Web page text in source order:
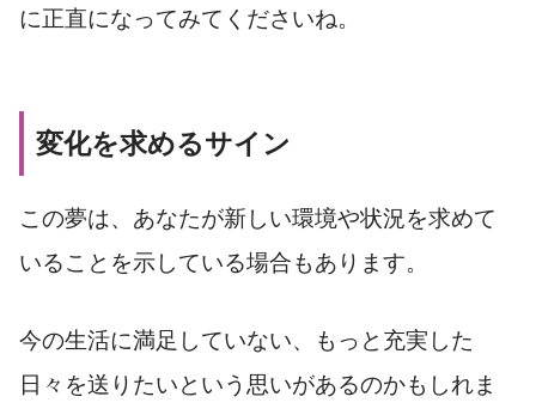
に正直になってみてくださいね。
変化を求めるサイン
この夢は、あなたが新しい環境や状況を求めて
いることを示している場合もあります。
今の生活に満足していない、もっと充実した
日々を送りたいという思いがあるのかもしれま